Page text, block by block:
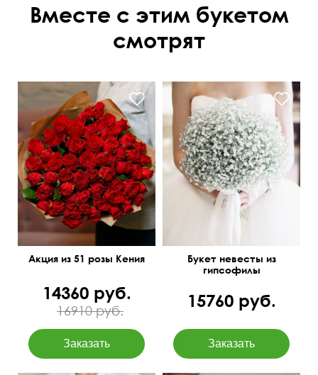
Вместе с этим букетом
смотрят
Акция из 51 розы Кения
14360 руб.
16910 руб.
Букет невесты из
гипсофилы
15760 руб.